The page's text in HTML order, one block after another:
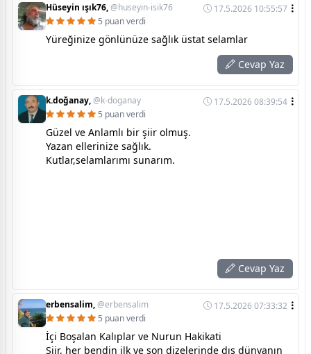
Hüseyin ışık76,@huseyin-isik76
17.5.2026 10:55:57
5 puan verdi
Yüreğinize gönlünüze sağlık üstat selamlar
Cevap Yaz
k.doğanay,@k-doganay
17.5.2026 08:39:54
5 puan verdi
Güzel ve Anlamlı bir şiir olmuş.
Yazan ellerinize sağlık.
Kutlar,selamlarımı sunarım.
Cevap Yaz
erbensalim,@erbensalim
17.5.2026 07:33:32
5 puan verdi
İçi Boşalan Kalıplar ve Nurun Hakikati
Şiir, her bendin ilk ve son dizelerinde dış dünyanın